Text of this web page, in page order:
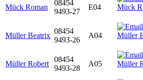
Mück Roman
08454
9493-27
E04
Müller Beatrix
08454
9493-26
A04
Müller Robert
08454
9493-28
A05